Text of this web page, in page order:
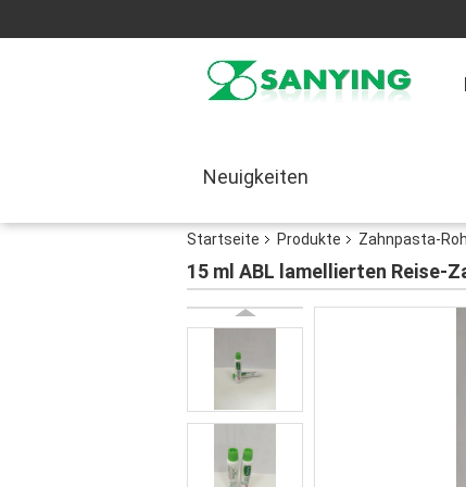
Neuigkeiten
Startseite Produkte Zahnpasta-
15 ml ABL lamellierten Reise-